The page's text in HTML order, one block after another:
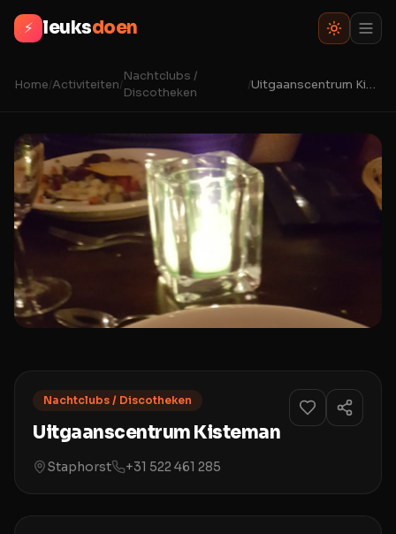
⚡ leuksdoen
Home/Activiteiten/
Nachtclubs /
Discotheken
/ Uitgaanscentrum Kisteman
Nachtclubs / Discotheken
Uitgaanscentrum Kisteman
Staphorst +31 522 461 285